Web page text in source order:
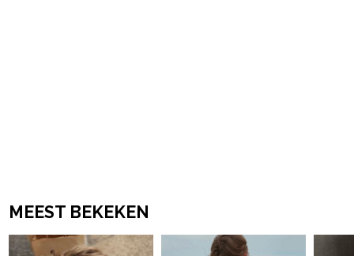
MEEST BEKEKEN